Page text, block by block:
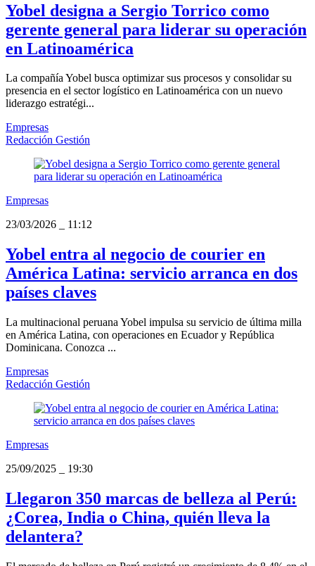
Yobel designa a Sergio Torrico como
gerente general para liderar su operación
en Latinoamérica
La compañía Yobel busca optimizar sus procesos y consolidar su
presencia en el sector logístico en Latinoamérica con un nuevo
liderazgo estratégi...
Empresas
Redacción Gestión
Empresas
23/03/2026
11:12
Yobel entra al negocio de courier en
América Latina: servicio arranca en dos
países claves
La multinacional peruana Yobel impulsa su servicio de última milla
en América Latina, con operaciones en Ecuador y República
Dominicana. Conozca ...
Empresas
Redacción Gestión
Empresas
25/09/2025
19:30
Llegaron 350 marcas de belleza al Perú:
¿Corea, India o China, quién lleva la
delantera?